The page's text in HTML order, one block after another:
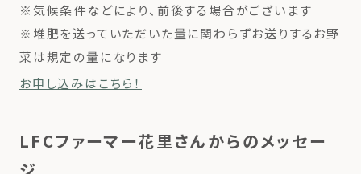
※気候条件などにより、前後する場合がございます
※堆肥を送っていただいた量に関わらずお送りするお野
菜は規定の量になります
お申し込みはこちら！
LFCファーマー花里さんからのメッセー